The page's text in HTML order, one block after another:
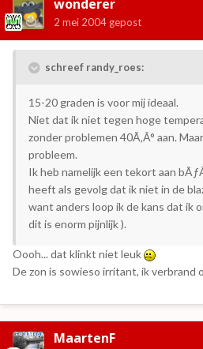
wonderer
2 mei 2004 gepost
schreef randy_roes:
15-20 graden is voor mij ideaal.
Niet dat ik niet tegen hoge
zonder problemen 40Ã‚Â° aan.
probleem.
Ik heb namelijk een tekort aan
heeft als gevolg dat ik niet in de
want anders loop ik de kans dat ik
dit is enorm pijnlijk ).
Oooh... dat klinkt niet leuk
De zon is sowieso irritant, ik verbrand
MaartenF